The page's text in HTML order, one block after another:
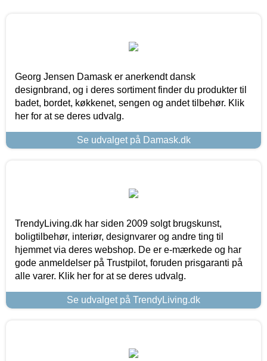
Georg Jensen Damask er anerkendt dansk
designbrand, og i deres sortiment finder du produkter til
badet, bordet, køkkenet, sengen og andet tilbehør. Klik
her for at se deres udvalg.
Se udvalget på Damask.dk
TrendyLiving.dk har siden 2009 solgt brugskunst,
boligtilbehør, interiør, designvarer og andre ting til
hjemmet via deres webshop. De er e-mærkede og har
gode anmeldelser på Trustpilot, foruden prisgaranti på
alle varer. Klik her for at se deres udvalg.
Se udvalget på TrendyLiving.dk